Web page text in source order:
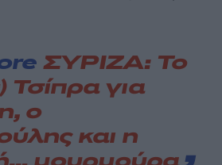
ΣΥΡΙΖΑ: Το
Τσίπρα για
ο
και η